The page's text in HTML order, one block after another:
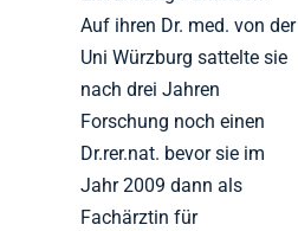
Auf ihren Dr. med. von der
Uni Würzburg sattelte sie
nach drei Jahren
Forschung noch einen
Dr.rer.nat. bevor sie im
Jahr 2009 dann als
Fachärztin für